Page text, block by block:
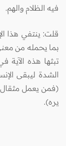
فيه الظلام والهم.
قلت: ينتفي هذا
بما يحمله من
تبثها هذه الآية
الشدة ليبقى
(فمن يعمل
يره).